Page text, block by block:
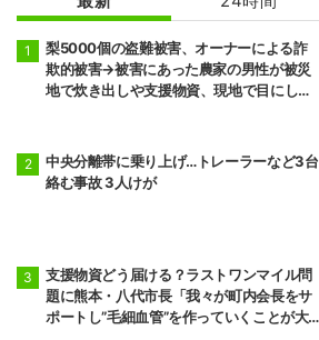
梨5000個の盗難被害、オーナーによる詐
欺的被害→被害にあった農家の男性が被災
地で炊き出しや支援物資、現地で目にし
中央分離帯に乗り上げ…トレーラーなど3台
絡む事故 3人けが
支援物資どう届ける？ラストワンマイル問
題に熊本・八代市長「我々が町内会長をサ
ポートし”毛細血管”を作っていくことが大